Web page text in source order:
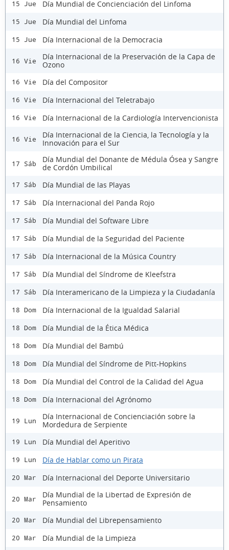
15 Jue Día Mundial de Concienciación del Linfoma
15 Jue Día Mundial del Linfoma
15 Jue Día Internacional de la Democracia
16 Vie
Día Internacional de la Preservación de la Capa de
Ozono
16 Vie Día del Compositor
16 Vie Día Internacional del Teletrabajo
16 Vie Día Internacional de la Cardiología Intervencionista
16 Vie
Día Internacional de la Ciencia, la Tecnología y la
Innovación para el Sur
17 Sáb
Día Mundial del Donante de Médula Ósea y Sangre
de Cordón Umbilical
17 Sáb Día Mundial de las Playas
17 Sáb Día Internacional del Panda Rojo
17 Sáb Día Mundial del Software Libre
17 Sáb Día Mundial de la Seguridad del Paciente
17 Sáb Día Internacional de la Música Country
17 Sáb Día Mundial del Síndrome de Kleefstra
17 Sáb Día Interamericano de la Limpieza y la Ciudadanía
18 Dom Día Internacional de la Igualdad Salarial
18 Dom Día Mundial de la Ética Médica
18 Dom Día Mundial del Bambú
18 Dom Día Mundial del Síndrome de Pitt-Hopkins
18 Dom Día Mundial del Control de la Calidad del Agua
18 Dom Día Internacional del Agrónomo
19 Lun
Día Internacional de Concienciación sobre la
Mordedura de Serpiente
19 Lun Día Mundial del Aperitivo
19 Lun Día de Hablar como un Pirata
20 Mar Día Internacional del Deporte Universitario
20 Mar
Día Mundial de la Libertad de Expresión de
Pensamiento
20 Mar Día Mundial del Librepensamiento
20 Mar Día Mundial de la Limpieza